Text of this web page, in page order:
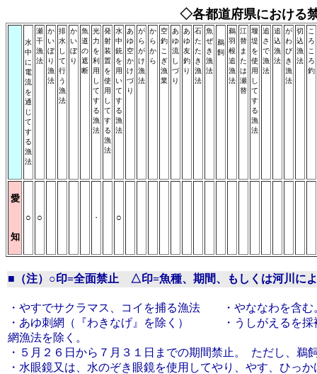
◇各都道府県におけ
水
中
に
電
流
を
通
じ
て
す
る
漁
法
瀬
干
漁
法
か
い
ぼ
り
漁
法
排
水
し
て
行
う
漁
法
か
い
ぼ
り
魚
道
の
遮
断
光
力
を
利
用
し
て
す
る
漁
法
発
射
装
置
を
使
用
し
て
す
る
漁
法
水
中
銃
を
用
い
て
す
る
漁
法
あ
ゆ
空
か
け
づ
り
が
ら
が
け
漁
法
か
ら
か
ら
空
釣
こ
ぎ
漁
業
あ
ゆ
流
し
づ
り
あ
ゆ
友
釣
り
石
た
た
き
漁
法
魚
ぜ
き
漁
法
鵜
飼
鵜
羽
根
追
漁
法
江
替
ま
た
は
瀬
替
堰
堤
を
使
用
し
て
す
る
漁
法
追
さ
で
漁
法
追
込
漁
法
が
わ
び
き
漁
法
切
込
漁
法
こ
ろ
こ
ろ
釣
愛
知
○ ○ ・ ○
■（注）○印=全面禁止 △印=魚種、期間、もしくは河川に
・やすでサクラマス、コイを捕る漁法 ・やななわを含む
・あゆ刺網（『わきなげ』を除く） ・うしがえるを採
網漁法を除く。
・５月２６日から７月３１日までの期間禁止。 ただ
・水眼鏡又は、水のぞき眼鏡を使用してやり、やす、ひっ